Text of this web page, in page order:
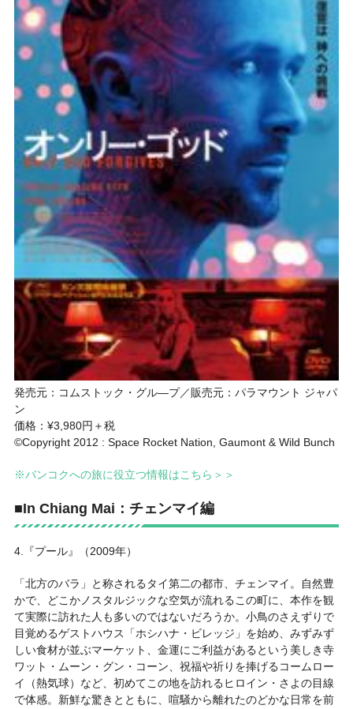
発売元：コムストック・グル―プ／販売元：パラマウント ジャパ
ン
価格：¥3,980円＋税
©Copyright 2012 : Space Rocket Nation, Gaumont & Wild Bunch
※バンコクへの旅に役立つ情報はこちら＞＞
■In Chiang Mai：チェンマイ編
4.『プール』（2009年）
「北方のバラ」と称されるタイ第二の都市、チェンマイ。自然豊
かで、どこかノスタルジックな空気が流れるこの町に、本作を観
て実際に訪れた人も多いのではないだろうか。小鳥のさえずりで
目覚めるゲストハウス「ホシハナ・ビレッジ」を始め、みずみず
しい食材が並ぶマーケット、金運にご利益があるという美しき寺
ワット・ムーン・グン・コーン、祝福や祈りを捧げるコームロー
イ（熱気球）など、初めてこの地を訪れるヒロイン・さよの目線
で体感。新鮮な驚きとともに、喧騒から離れたのどかな日常を前